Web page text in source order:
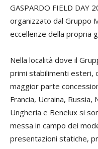
GASPARDO FIELD DAY
organizzato dal Gruppo
eccellenze della propria
Nella località dove il
primi stabilimenti esteri,
maggior parte
Francia, Ucraina, Russia,
Ungheria e Benelux si
messa in campo dei
presentazioni statiche,